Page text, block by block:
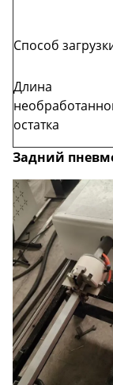
Способ
Длина
остатка
Задний